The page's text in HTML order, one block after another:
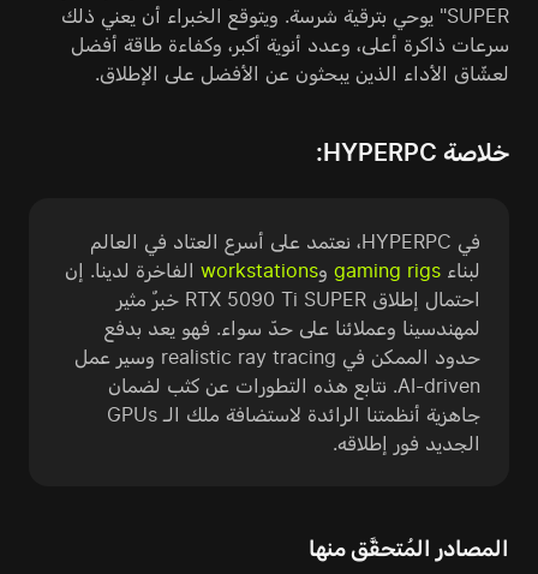
SUPER" يوحي بترقية شرسة. ويتوقع الخبراء أن يعني ذلك
سرعات ذاكرة أعلى، وعدد أنوية أكبر، وكفاءة طاقة أفضل
لعشّاق الأداء الذين يبحثون عن الأفضل على الإطلاق.
خلاصة HYPERPC:
في HYPERPC، نعتمد على أسرع العتاد في العالم
لبناء gaming rigs وworkstations الفاخرة لدينا. إن
احتمال إطلاق RTX 5090 Ti SUPER خبرٌ مثير
لمهندسينا وعملائنا على حدّ سواء. فهو يعد بدفع
حدود الممكن في realistic ray tracing وسير عمل
AI-driven. نتابع هذه التطورات عن كثب لضمان
جاهزية أنظمتنا الرائدة لاستضافة ملك الـ GPUs
الجديد فور إطلاقه.
المصادر المُتحقَّق منها